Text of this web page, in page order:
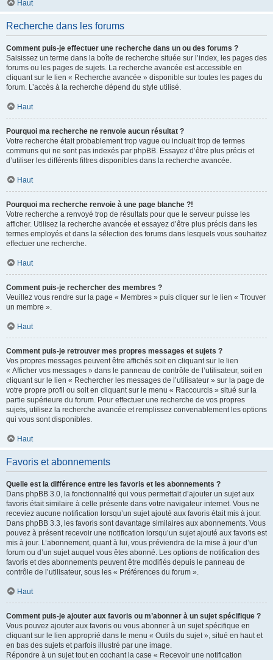
Haut
Recherche dans les forums
Comment puis-je effectuer une recherche dans un ou des forums ?
Saisissez un terme dans la boîte de recherche située sur l’index, les pages des
forums ou les pages de sujets. La recherche avancée est accessible en
cliquant sur le lien « Recherche avancée » disponible sur toutes les pages du
forum. L’accès à la recherche dépend du style utilisé.
Haut
Pourquoi ma recherche ne renvoie aucun résultat ?
Votre recherche était probablement trop vague ou incluait trop de termes
communs qui ne sont pas indexés par phpBB. Essayez d’être plus précis et
d’utiliser les différents filtres disponibles dans la recherche avancée.
Haut
Pourquoi ma recherche renvoie à une page blanche ?!
Votre recherche a renvoyé trop de résultats pour que le serveur puisse les
afficher. Utilisez la recherche avancée et essayez d’être plus précis dans les
termes employés et dans la sélection des forums dans lesquels vous souhaitez
effectuer une recherche.
Haut
Comment puis-je rechercher des membres ?
Veuillez vous rendre sur la page « Membres » puis cliquer sur le lien « Trouver
un membre ».
Haut
Comment puis-je retrouver mes propres messages et sujets ?
Vos propres messages peuvent être affichés soit en cliquant sur le lien
« Afficher vos messages » dans le panneau de contrôle de l’utilisateur, soit en
cliquant sur le lien « Rechercher les messages de l’utilisateur » sur la page de
votre propre profil ou soit en cliquant sur le menu « Raccourcis » situé sur la
partie supérieure du forum. Pour effectuer une recherche de vos propres
sujets, utilisez la recherche avancée et remplissez convenablement les options
qui vous sont disponibles.
Haut
Favoris et abonnements
Quelle est la différence entre les favoris et les abonnements ?
Dans phpBB 3.0, la fonctionnalité qui vous permettait d’ajouter un sujet aux
favoris était similaire à celle présente dans votre navigateur internet. Vous ne
receviez aucune notification lorsqu’un sujet ajouté aux favoris était mis à jour.
Dans phpBB 3.3, les favoris sont davantage similaires aux abonnements. Vous
pouvez à présent recevoir une notification lorsqu’un sujet ajouté aux favoris est
mis à jour. L’abonnement, quant à lui, vous préviendra de la mise à jour d’un
forum ou d’un sujet auquel vous êtes abonné. Les options de notification des
favoris et des abonnements peuvent être modifiés depuis le panneau de
contrôle de l’utilisateur, sous les « Préférences du forum ».
Haut
Comment puis-je ajouter aux favoris ou m’abonner à un sujet spécifique ?
Vous pouvez ajouter aux favoris ou vous abonner à un sujet spécifique en
cliquant sur le lien approprié dans le menu « Outils du sujet », situé en haut et
en bas des sujets et parfois illustré par une image.
Répondre à un sujet tout en cochant la case « Recevoir une notification